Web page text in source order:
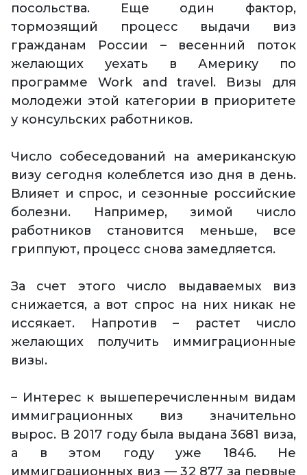
посольства. Еще один фактор,
тормозящий процесс выдачи виз
гражданам России – весенний поток
желающих уехать в Америку по
программе Work and travel. Визы для
молодежи этой категории в приоритете
у консульских работников.
Число собеседований на американскую
визу сегодня колеблется изо дня в день.
Влияет и спрос, и сезонные российские
болезни. Например, зимой число
работников становится меньше, все
гриппуют, процесс снова замедляется.
За счет этого число выдаваемых виз
снижается, а вот спрос на них никак не
иссякает. Напротив – растет число
желающих получить иммиграционные
визы.
– Интерес к вышеперечисленным видам
иммиграционных виз значительно
вырос. В 2017 году была выдана 3681 виза,
а в этом году уже 1846. Не
иммиграционных виз — 32 877 за первые